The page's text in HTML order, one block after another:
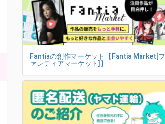
Fantiaの創作マーケット【Fantia Market[フ
ァンティアマーケット]】